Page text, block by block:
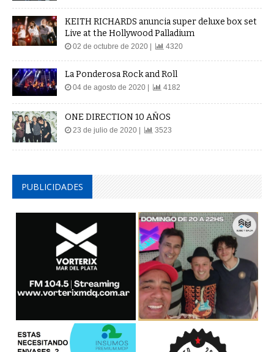
KEITH RICHARDS anuncia super deluxe box set
Live at the Hollywood Palladium
02 de octubre de 2020 | 4320
La Ponderosa Rock and Roll
04 de agosto de 2020 | 4182
ONE DIRECTION 10 AÑOS
23 de julio de 2020 | 3523
PUBLICIDADES